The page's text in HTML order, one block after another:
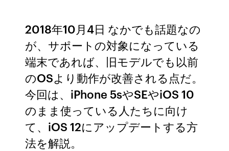
2018年10月4日 なかでも話題なの
が、サポートの対象になっている
端末であれば、旧モデルでも以前
のOSより動作が改善される点だ。
今回は、iPhone 5sやSEやiOS 10
のまま使っている人たちに向け
て、iOS 12にアップデートする方
法を解説。